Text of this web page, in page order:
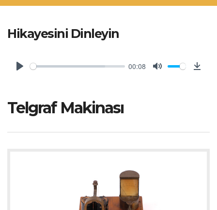
Hikayesini Dinleyin
00:08
Telgraf Makinası